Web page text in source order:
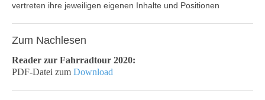
vertreten ihre jeweiligen eigenen Inhalte und Positionen
Zum Nachlesen
Reader zur Fahrradtour 2020:
PDF-Datei zum Download